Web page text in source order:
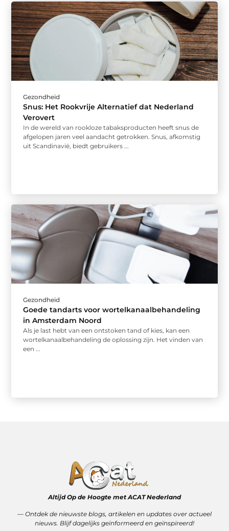
Gezondheid
Snus: Het Rookvrije Alternatief dat Nederland
Verovert
In de wereld van rookloze tabaksproducten heeft snus de
afgelopen jaren veel aandacht getrokken. Snus, afkomstig
uit Scandinavië, biedt gebruikers ...
Gezondheid
Goede tandarts voor wortelkanaalbehandeling
in Amsterdam Noord
Als je last hebt van een ontstoken tand of kies, kan een
wortelkanaalbehandeling de oplossing zijn. Het vinden van
een ...
Altijd Op de Hoogte met ACAT Nederland
–– Ontdek de nieuwste blogs, artikelen en updates over actueel
nieuws. Blijf dagelijks geïnformeerd en geïnspireerd!